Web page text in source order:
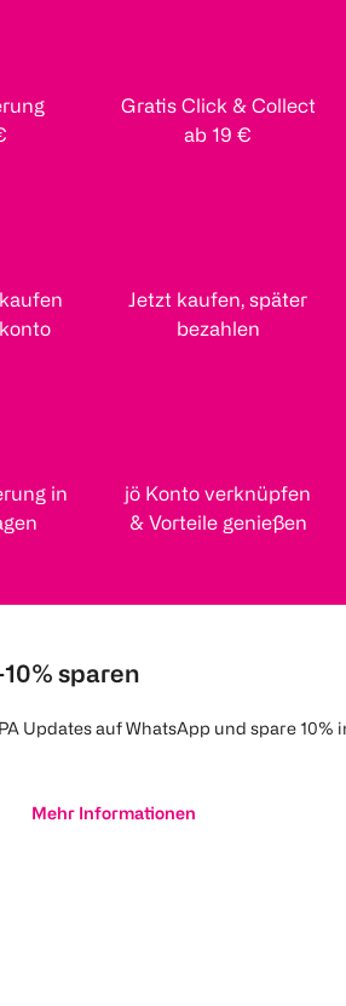
Gratis Click & Collect
ab 19 €
Jetzt kaufen, später
bezahlen
in
jö Konto verknüpfen
& Vorteile genießen
sparen
Updates auf WhatsApp und spare 10%
Mehr Informationen